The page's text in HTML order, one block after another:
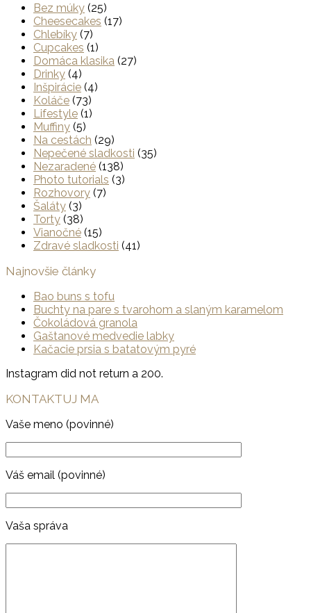
Bez múky (25)
Cheesecakes (17)
Chlebíky (7)
Cupcakes (1)
Domáca klasika (27)
Drinky (4)
Inšpirácie (4)
Koláče (73)
Lifestyle (1)
Muffiny (5)
Na cestách (29)
Nepečené sladkosti (35)
Nezaradené (138)
Photo tutorials (3)
Rozhovory (7)
Šaláty (3)
Torty (38)
Vianočné (15)
Zdravé sladkosti (41)
Najnovšie články
Bao buns s tofu
Buchty na pare s tvarohom a slaným karamelom
Čokoládová granola
Gaštanové medvedie labky
Kačacie prsia s batatovým pyré
Instagram did not return a 200.
Footer
KONTAKTUJ MA
Vaše meno (povinné)
Váš email (povinné)
Vaša správa